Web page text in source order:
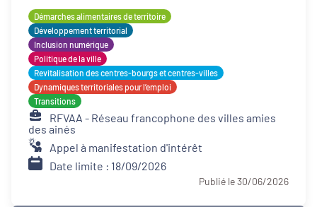
(FATIS)
Démarches alimentaires de territoire
Développement territorial
Inclusion numérique
Politique de la ville
Revitalisation des centres-bourgs et centres-villes
Dynamiques territoriales pour l’emploi
Transitions
RFVAA - Réseau francophone des villes amies
des ainés
Appel à manifestation d'intérêt
Date limite : 18/09/2026
Publié le 30/06/2026